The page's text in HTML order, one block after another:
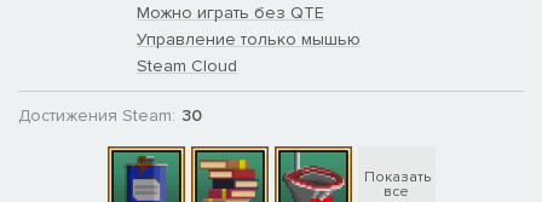
Можно играть без QTE
Управление только мышью
Steam Cloud
Достижения Steam: 30
Показать
все